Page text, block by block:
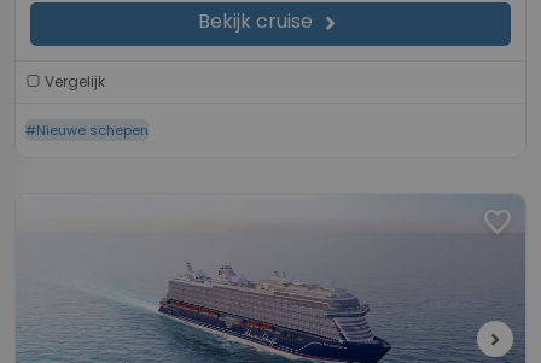
Bekijk cruise chevron_right
Vergelijk
#Nieuwe schepen
favorite
chevron_right